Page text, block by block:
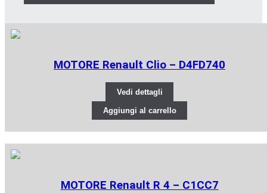
MOTORE Renault Clio – D4FD740
Vedi dettagli
Aggiungi al carrello
MOTORE Renault R 4 – C1CC7